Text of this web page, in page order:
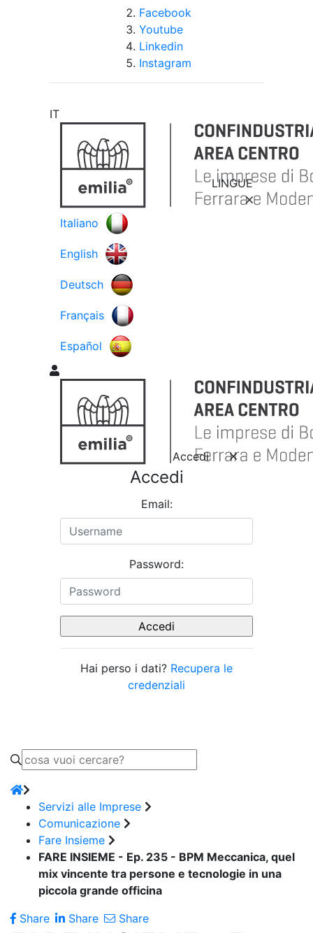
Facebook
Youtube
Linkedin
Instagram
IT
LINGUE
Italiano
English
Deutsch
Français
Español
Accedi
Accedi
Email:
Password:
Hai perso i dati? Recupera le
credenziali
Servizi alle Imprese
Comunicazione
Fare Insieme
FARE INSIEME - Ep. 235 - BPM Meccanica, quel
mix vincente tra persone e tecnologie in una
piccola grande officina
Share
Share Share